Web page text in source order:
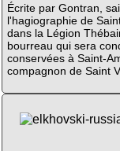
Écrite par Gontran,
l'hagiographie de
dans la Légion
bourreau qui sera
conservées à Saint-
compagnon de Saint